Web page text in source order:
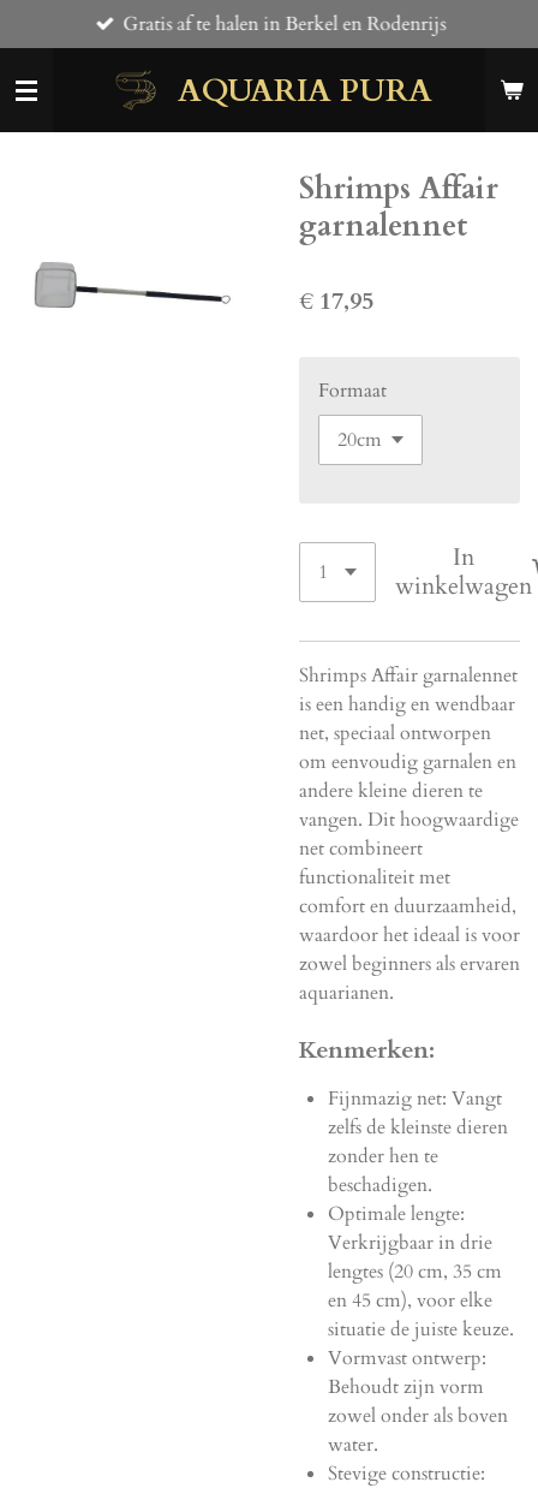
direct
naar
AQUARIA PURA
Gratis af te halen in Berkel en Rodenrijs
Shrimps Affair
garnalennet
€ 17,95
Formaat
In
winkelwagen
Shrimps Affair garnalennet
is een handig en wendbaar
net, speciaal ontworpen
om eenvoudig garnalen en
andere kleine dieren te
vangen. Dit hoogwaardige
net combineert
functionaliteit met
comfort en duurzaamheid,
waardoor het ideaal is voor
zowel beginners als ervaren
aquarianen.
Kenmerken:
Fijnmazig net: Vangt
zelfs de kleinste dieren
zonder hen te
beschadigen.
Optimale lengte:
Verkrijgbaar in drie
lengtes (20 cm, 35 cm
en 45 cm), voor elke
situatie de juiste keuze.
Vormvast ontwerp:
Behoudt zijn vorm
zowel onder als boven
water.
Stevige constructie: